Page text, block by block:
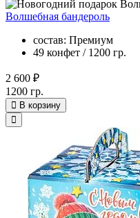
Волшебная бандероль
состав: Премиум
49 конфет / 1200 гр.
2 600 ₽
1200 гр.
В корзину